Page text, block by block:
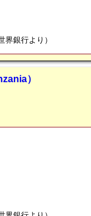
界銀行より）
）